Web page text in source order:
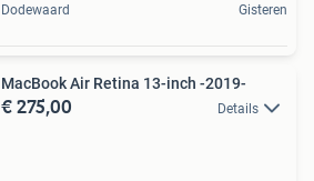
Dodewaard Gisteren
MacBook Air Retina 13-inch -2019-
€ 275,00 Details